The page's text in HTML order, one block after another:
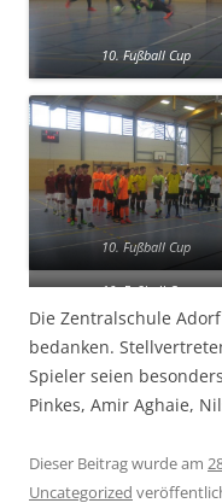
10. Fußball Cup
10. Fußball Cup
10. Fußball Cup
Die Zentralschule
bedanken.
Spieler seien
Pinkes, Amir Aghaie,
Dieser Beitrag wurde am
Uncategorized